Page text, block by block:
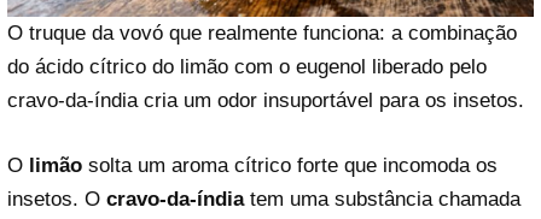
O truque da vovó que realmente funciona: a combinação
do ácido cítrico do limão com o eugenol liberado pelo
cravo-da-índia cria um odor insuportável para os insetos.
O limão solta um aroma cítrico forte que incomoda os
insetos. O cravo-da-índiatem uma substância chamada